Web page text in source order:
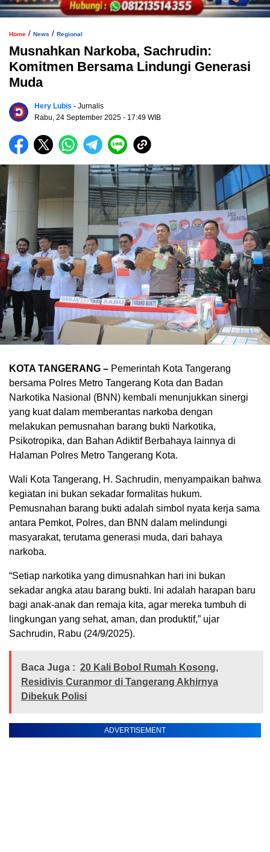
Home / News / Regional
Musnahkan Narkoba, Sachrudin:
Komitmen Bersama Lindungi Generasi
Muda
Hery Lubis - Jurnalis
Rabu, 24 September 2025 - 17:49 WIB
KOTA TANGERANG – Pemerintah Kota Tangerang
bersama Polres Metro Tangerang Kota dan Badan
Narkotika Nasional (BNN) kembali menunjukkan sinergi
yang kuat dalam memberantas narkoba dengan
melakukan pemusnahan barang bukti Narkotika,
Psikotropika, dan Bahan Adiktif Berbahaya lainnya di
Halaman Polres Metro Tangerang Kota.
Wali Kota Tangerang, H. Sachrudin, menyampaikan bahwa
kegiatan ini bukan sekadar formalitas hukum.
Pemusnahan barang bukti adalah simbol nyata kerja sama
antara Pemkot, Polres, dan BNN dalam melindungi
masyarakat, terutama generasi muda, dari bahaya
narkoba.
“Setiap narkotika yang dimusnahkan hari ini bukan
sekadar angka atau barang bukti. Ini adalah harapan baru
bagi anak-anak dan remaja kita, agar mereka tumbuh di
lingkungan yang sehat, aman, dan produktif,” ujar
Sachrudin, Rabu (24/9/2025).
Baca Juga : 20 Kali Bobol Rumah Kosong,
Residivis Curanmor di Tangerang Akhirnya
Dibekuk Polisi
ADVERTISEMENT